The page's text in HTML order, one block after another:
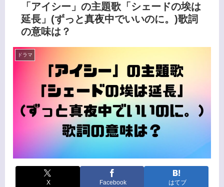
「アイシー」の主題歌「シェードの埃は
延長」(ずっと真夜中でいいのに。)歌詞
の意味は？
ドラマ
X Facebook はてブ